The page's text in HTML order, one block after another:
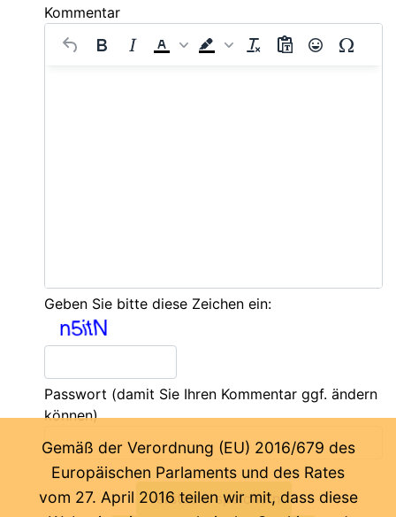
Kommentar
Geben Sie bitte diese Zeichen ein:
Passwort (damit Sie Ihren Kommentar ggf. ändern
können)
Gemäß der Verordnung (EU) 2016/679 des
Europäischen Parlaments und des Rates
vom 27. April 2016 teilen wir mit, dass diese